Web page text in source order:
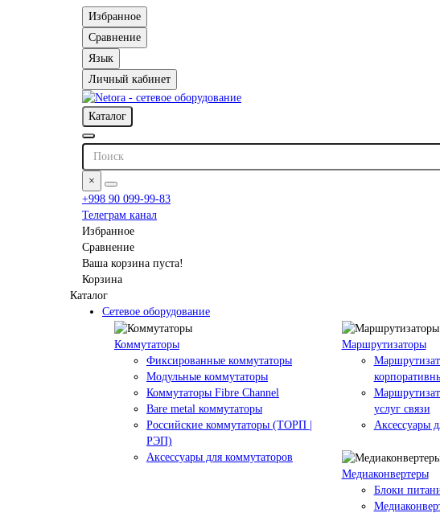
Избранное
Сравнение
Язык
Личный кабинет
Каталог
×
+998 90 099-99-83
Телеграм канал
Избранное
Сравнение
Ваша корзина пуста!
Корзина
Каталог
Сетевое оборудование
Коммутаторы
Фиксированные коммутаторы
Модульные коммутаторы
Коммутаторы Fibre Channel
Bare metal коммутаторы
Российские коммутаторы (ТОРП |
РЭП)
Аксессуары для коммутаторов
Маршрутизаторы
услуг связи
Аксессуары
Медиаконвертеры
Блоки